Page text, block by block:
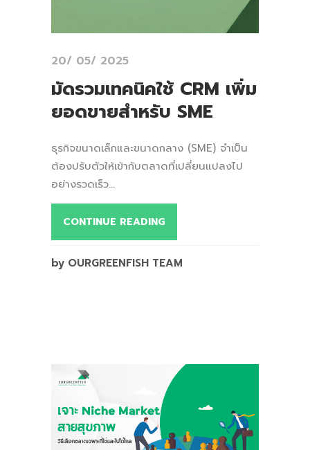
20/ 05/ 2025
มัดรวมเทคนิคใช้ CRM เพิ่ม
ยอดขายสำหรับ SME
ธุรกิจขนาดเล็กและขนาดกลาง (SME) จำเป็น
ต้องปรับตัวให้เข้ากับตลาดที่เปลี่ยนแปลงไป
อย่างรวดเร็ว...
CONTINUE READING
by OURGREENFISH TEAM